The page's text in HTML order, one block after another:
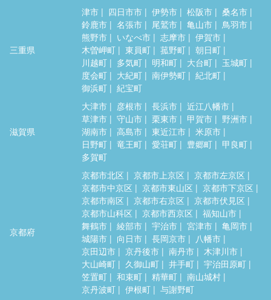
三重県
津市 四日市市 伊勢市 松阪市
桑名市
鈴鹿市
名張市 尾鷲市 亀山市
鳥羽市
熊野市
いなべ市 志摩市
伊賀市
木曽岬町
東員町 菰野町
朝日町
川越町
多気町 明和町 大台町
玉城町
度会町
大紀町 南伊勢町
紀北町
御浜町
紀宝町
滋賀県
大津市 彦根市 長浜市
近江八幡市
草津市
守山市 栗東市 甲賀市
野洲市
湖南市
高島市 東近江市
米原市
日野町
竜王町 愛荘町 豊郷町
甲良町
多賀町
京都府
京都市北区 京都市上京区
京都市左京区
京都市中京区
京都市東山区
京都市下京区
京都市南区
京都市右京区
京都市伏見区
京都市山科区
京都市西京区
福知山市
舞鶴市
綾部市 宇治市 宮津市
亀岡市
城陽市
向日市 長岡京市
八幡市
京田辺市
京丹後市 南丹市
木津川市
大山崎町
久御山町 井手町
宇治田原町
笠置町
和束町 精華町
南山城村
京丹波町
伊根町 与謝野町